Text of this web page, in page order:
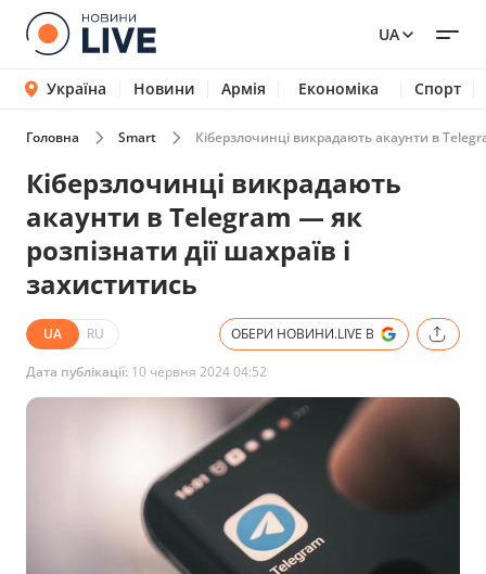
UA
Україна Новини Армія Економіка Спорт
Головна Smart Кіберзлочинці викрадають акаунти в
Кіберзлочинці викрадають
акаунти в Telegram — як
розпізнати дії шахраїв і
захиститись
UA RU ОБЕРИ НОВИНИ.LIVE В
Дата публікації: 10 червня 2024 04:52